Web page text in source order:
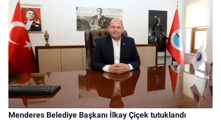
Menderes Belediye Başkanı İlkay Çiçek tutuklandı